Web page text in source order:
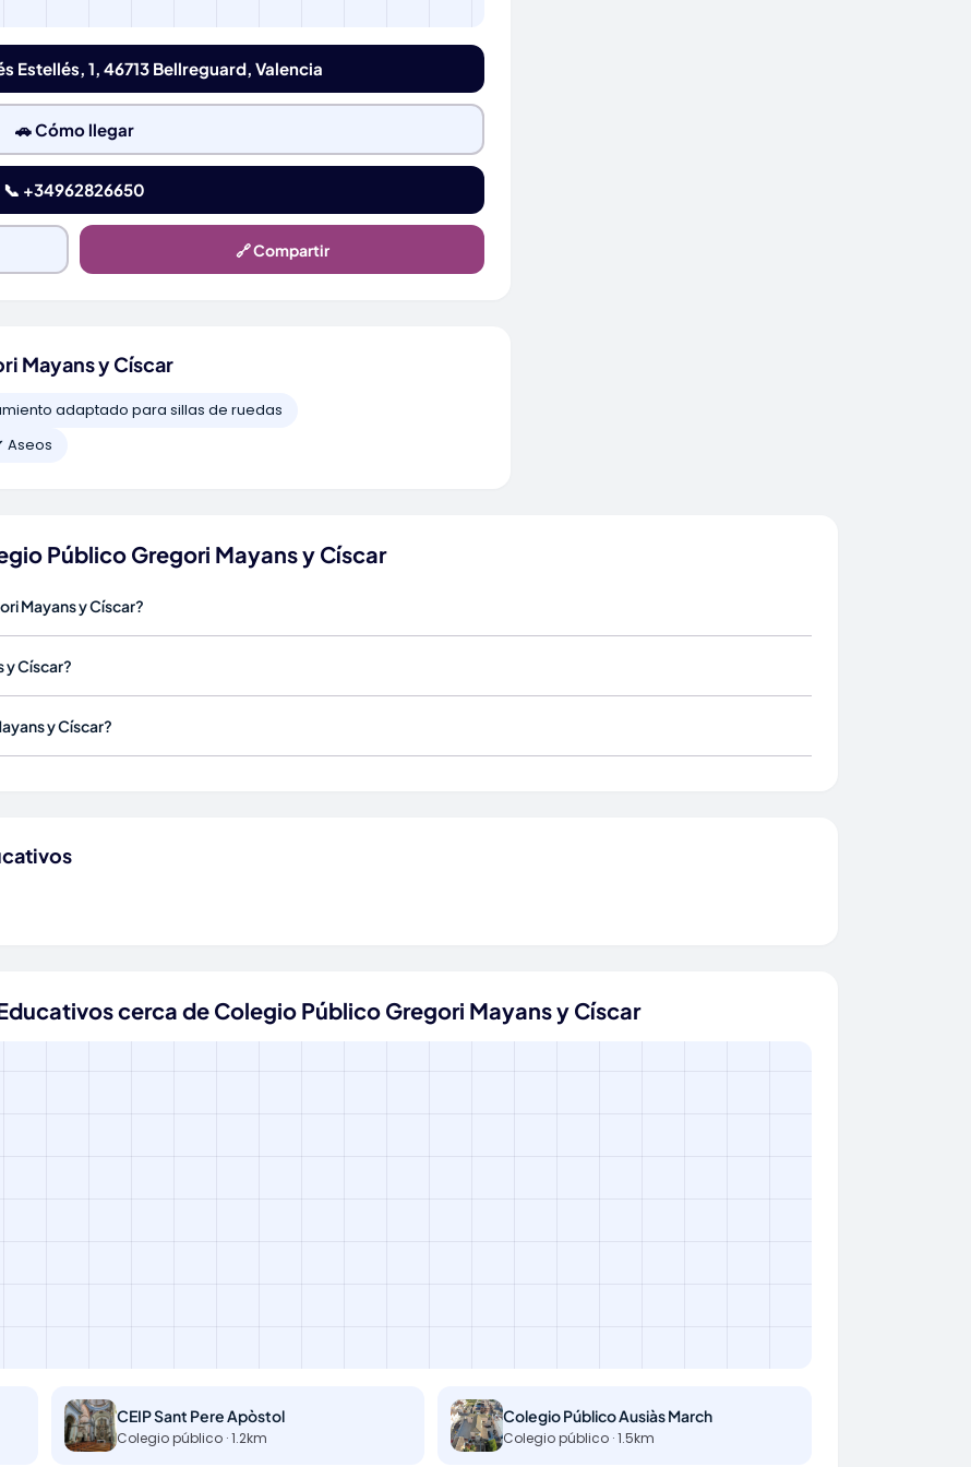
Estellés, 1, 46713 Bellreguard, Valencia
🚗 Cómo llegar
📞 +34962826650
🔗 Compartir
Mayans y Císcar
adaptado para sillas de ruedas
Aseos
Público Gregori Mayans y Císcar
Mayans y Císcar?
y Císcar?
y Císcar?
cerca de Colegio Público Gregori Mayans y Císcar
CEIP Sant Pere Apòstol
Colegio público · 1.2km
Colegio Público Ausiàs March
Colegio público · 1.5km